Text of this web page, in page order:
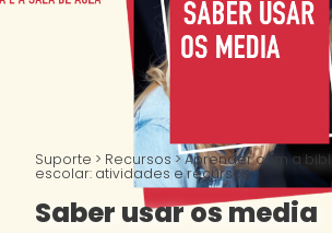
Suporte > Recursos >Aprender com a
escolar: atividades e recursos
Saber usar os media